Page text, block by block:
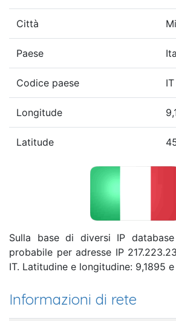
Città
Paese
Codice paese IT
Longitude
Latitude
Sulla base di diversi IP
probabile per adresse IP
IT. Latitudine e longitudine: 9,1895
Informazioni di rete